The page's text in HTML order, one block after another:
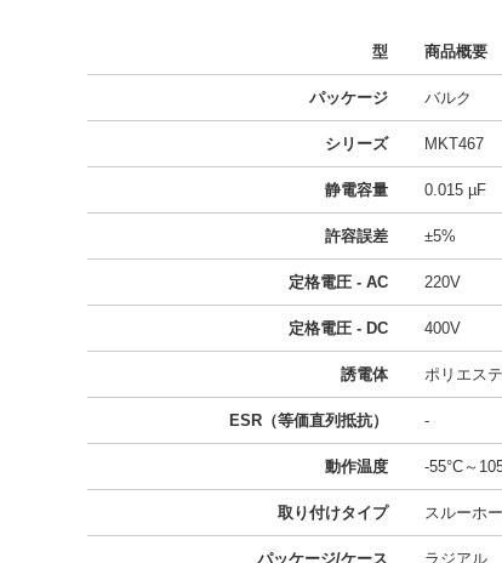
型 商品概要
パッケージ バルク
シリーズ MKT467
静電容量 0.015 µF
許容誤差 ±5%
定格電圧 - AC 220V
定格電圧 - DC 400V
誘電体 ポリエス
ESR（等価直列抵抗） -
動作温度 -55°C～
取り付けタイプ スルーホ
パッケージ/ケース ラジアル